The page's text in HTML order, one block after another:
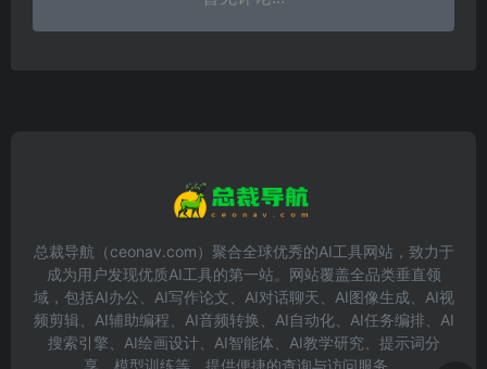
总裁导航（ceonav.com）聚合全球优秀的AI工具网站，致力于
成为用户发现优质AI工具的第一站。网站覆盖全品类垂直领
域，包括AI办公、AI写作论文、AI对话聊天、AI图像生成、AI视
频剪辑、AI辅助编程、AI音频转换、AI自动化、AI任务编排、AI
搜索引擎、AI绘画设计、AI智能体、AI教学研究、提示词分